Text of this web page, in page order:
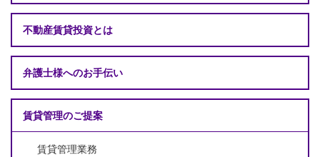
不動産賃貸投資とは
弁護士様へのお手伝い
賃貸管理のご提案
賃貸管理業務